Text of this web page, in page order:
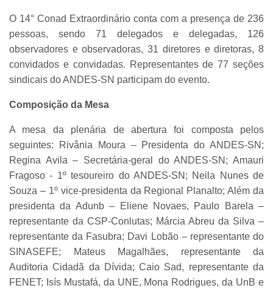
O 14° Conad Extraordinário conta com a presença de 236
pessoas, sendo 71 delegados e delegadas, 126
observadores e observadoras, 31 diretores e diretoras, 8
convidados e convidadas. Representantes de 77 seções
sindicais do ANDES-SN participam do evento.
Composição da Mesa
A mesa da plenária de abertura foi composta pelos
seguintes: Rivânia Moura – Presidenta do ANDES-SN;
Regina Avila – Secretária-geral do ANDES-SN; Amauri
Fragoso - 1º tesoureiro do ANDES-SN; Neila Nunes de
Souza – 1º vice-presidenta da Regional Planalto; Além da
presidenta da Adunb – Eliene Novaes, Paulo Barela –
representante da CSP-Conlutas; Márcia Abreu da Silva –
representante da Fasubra; Davi Lobão – representante do
SINASEFE; Mateus Magalhães, representante da
Auditoria Cidadã da Dívida; Caio Sad, representante da
FENET; Isís Mustafá, da UNE, Mona Rodrigues, da UnB e